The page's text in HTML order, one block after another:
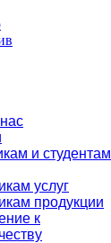
и студентам
услуг
продукции
к